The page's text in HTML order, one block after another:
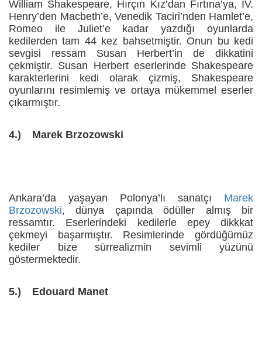
William Shakespeare, Hırçın Kız’dan Fırtına’ya, IV.
Henry’den Macbeth’e, Venedik Taciri’nden Hamlet’e,
Romeo ile Juliet’e kadar yazdığı oyunlarda
kedilerden tam 44 kez bahsetmiştir. Onun bu kedi
sevgisi ressam Susan Herbert’in de dikkatini
çekmiştir. Susan Herbert eserlerinde Shakespeare
karakterlerini kedi olarak çizmiş, Shakespeare
oyunlarını resimlemiş ve ortaya mükemmel eserler
çıkarmıştır.
4.) Marek Brzozowski
Ankara’da yaşayan Polonya’lı sanatçı Marek
Brzozowski, dünya çapında ödüller almış bir
ressamtır. Eserlerindeki kedilerle epey dikkkat
çekmeyi başarmıştır. Resimlerinde gördüğümüz
kediler bize sürrealizmin sevimli yüzünü
göstermektedir.
5.) Edouard Manet